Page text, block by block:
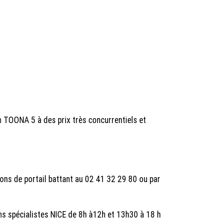
5 à des prix très concurrentiels et
de portail battant au 02 41 32 29 80 ou par
spécialistes NICE de 8h à12h et 13h30 à 18 h